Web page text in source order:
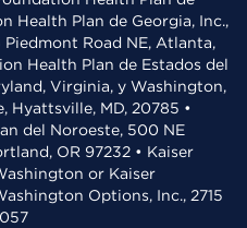
Health Plan de Georgia, Inc.,
Road NE, Atlanta,
Health Plan de Estados del
Virginia, y Washington,
Hyattsville, MD, 20785 •
del Noroeste, 500 NE
OR 97232 • Kaiser
or Kaiser
Options, Inc., 2715